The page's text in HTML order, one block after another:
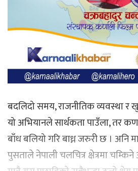
बदलिदो समय, राजनीतिक व्यवस्था र
यो अभियानले सार्थकता पाउँला, तर
बाँध बलियो गरि बाध्न जरुरी छ । अनि
पुसताले नेपाली चलचित्र क्षेत्रमा